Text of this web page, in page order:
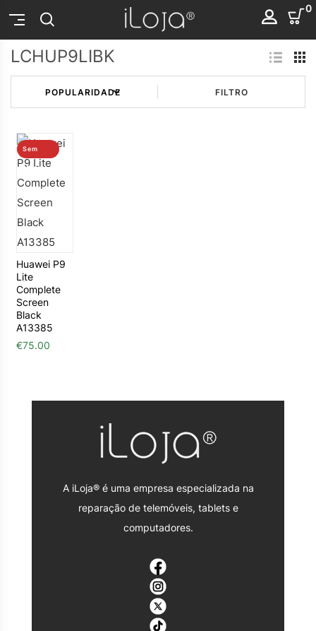
0
LCHUP9LIBK
FILTRO
Sem
stock
Huawei P9
Lite
Complete
Screen
Black
A13385
€75.00
A iLoja® é uma empresa especializada na
reparação de telemóveis, tablets e
computadores.